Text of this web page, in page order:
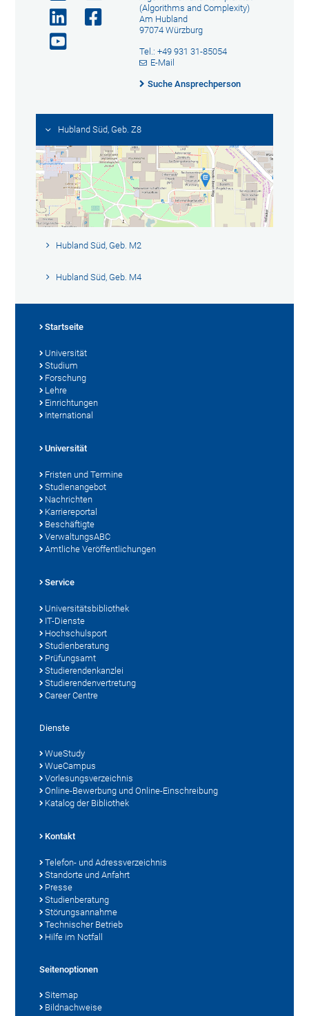
(Algorithms and Complexity)
Am Hubland
97074 Würzburg
Tel.: +49 931 31-85054
E-Mail
Suche Ansprechperson
Hubland Süd, Geb. Z8
Hubland Süd, Geb. M2
Hubland Süd, Geb. M4
Startseite
Universität
Studium
Forschung
Lehre
Einrichtungen
International
Universität
Fristen und Termine
Studienangebot
Nachrichten
Karriereportal
Beschäftigte
VerwaltungsABC
Amtliche Veröffentlichungen
Service
Universitätsbibliothek
IT-Dienste
Hochschulsport
Studienberatung
Prüfungsamt
Studierendenkanzlei
Studierendenvertretung
Career Centre
Dienste
WueStudy
WueCampus
Vorlesungsverzeichnis
Online-Bewerbung und Online-Einschreibung
Katalog der Bibliothek
Kontakt
Telefon- und Adressverzeichnis
Standorte und Anfahrt
Presse
Studienberatung
Störungsannahme
Technischer Betrieb
Hilfe im Notfall
Seitenoptionen
Sitemap
Bildnachweise